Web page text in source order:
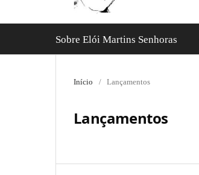
Sobre Elói Martins Senhoras
Início / Lançamentos
Lançamentos